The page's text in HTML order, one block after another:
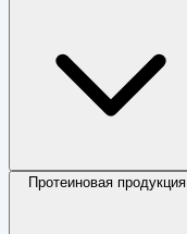
Протеиновая продукция